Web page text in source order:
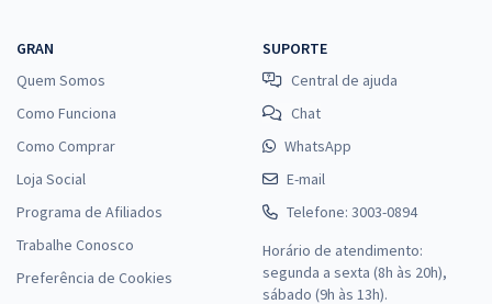
GRAN
Quem Somos
Como Funciona
Como Comprar
Loja Social
Programa de Afiliados
Trabalhe Conosco
Preferência de Cookies
SUPORTE
Central de ajuda
Chat
WhatsApp
E-mail
Telefone: 3003-0894
Horário de atendimento:
segunda a sexta (8h às 20h),
sábado (9h às 13h).